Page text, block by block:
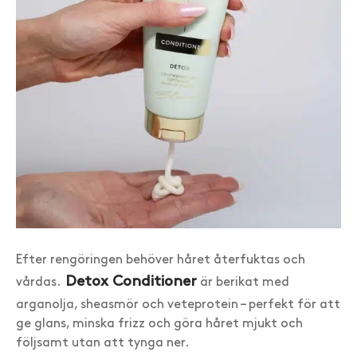
Efter rengöringen behöver håret återfuktas och
vårdas. Detox Conditioner är berikat med
arganolja, sheasmör och veteprotein – perfekt för att
ge glans, minska frizz och göra håret mjukt och
följsamt utan att tynga ner.